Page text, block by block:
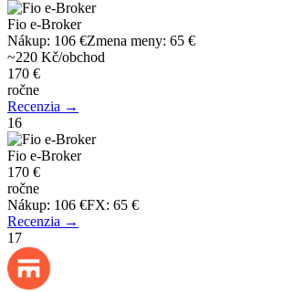
Fio e-Broker
Nákup: 106 €Zmena meny: 65 €
~220 Kč/obchod
170 €
ročne
Recenzia →
16
Fio e-Broker
170 €
ročne
Nákup: 106 €FX: 65 €
Recenzia →
17